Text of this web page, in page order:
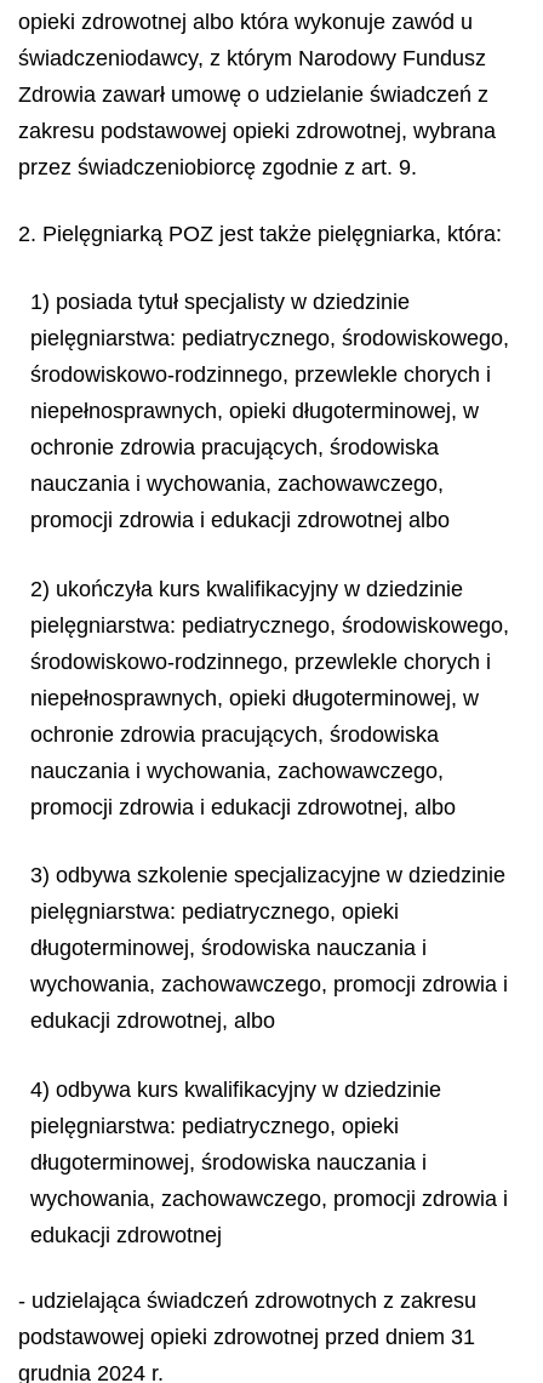
opieki zdrowotnej albo która wykonuje zawód u
świadczeniodawcy, z którym Narodowy Fundusz
Zdrowia zawarł umowę o udzielanie świadczeń z
zakresu podstawowej opieki zdrowotnej, wybrana
przez świadczeniobiorcę zgodnie z art. 9.
2. Pielęgniarką POZ jest także pielęgniarka, która:
1) posiada tytuł specjalisty w dziedzinie
pielęgniarstwa: pediatrycznego, środowiskowego,
środowiskowo-rodzinnego, przewlekle chorych i
niepełnosprawnych, opieki długoterminowej, w
ochronie zdrowia pracujących, środowiska
nauczania i wychowania, zachowawczego,
promocji zdrowia i edukacji zdrowotnej albo
2) ukończyła kurs kwalifikacyjny w dziedzinie
pielęgniarstwa: pediatrycznego, środowiskowego,
środowiskowo-rodzinnego, przewlekle chorych i
niepełnosprawnych, opieki długoterminowej, w
ochronie zdrowia pracujących, środowiska
nauczania i wychowania, zachowawczego,
promocji zdrowia i edukacji zdrowotnej, albo
3) odbywa szkolenie specjalizacyjne w dziedzinie
pielęgniarstwa: pediatrycznego, opieki
długoterminowej, środowiska nauczania i
wychowania, zachowawczego, promocji zdrowia i
edukacji zdrowotnej, albo
4) odbywa kurs kwalifikacyjny w dziedzinie
pielęgniarstwa: pediatrycznego, opieki
długoterminowej, środowiska nauczania i
wychowania, zachowawczego, promocji zdrowia i
edukacji zdrowotnej
- udzielająca świadczeń zdrowotnych z zakresu
podstawowej opieki zdrowotnej przed dniem 31
grudnia 2024 r.